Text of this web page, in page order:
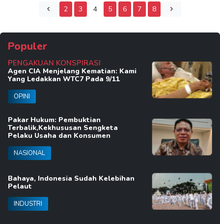
2 3 4 5 6 7 8
Populer
PENGAKUAN KONSPIRASI
Agen CIA Menjelang Kematian: Kami
Yang Ledakkan WTC7 Pada 9/11
OPINI
Pakar Hukum: Pembuktian
Terbalik,Kekhususan Sengketa
Pelaku Usaha dan Konsumen
NASIONAL
Bahaya, Indonesia Sudah Kelebihan
Pelaut
INDUSTRI